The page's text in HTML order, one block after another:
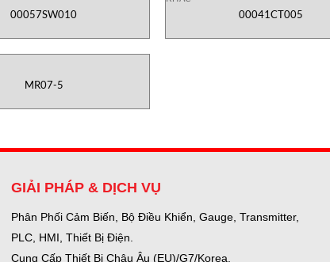
00057SW010 00041CT005
MR07-5
GIẢI PHÁP & DỊCH VỤ
Phân Phối Cảm Biến, Bộ Điều Khiển, Gauge, Transmitter,
PLC, HMI, Thiết Bị Điện.
Cung Cấp Thiết Bị Châu Âu (EU)/G7/Korea.